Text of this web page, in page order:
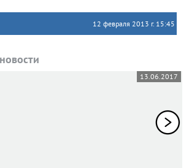
12 февраля 2013 г. 15:45
13.06.2017